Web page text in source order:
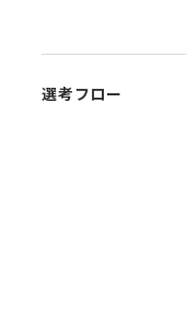
選考フロー